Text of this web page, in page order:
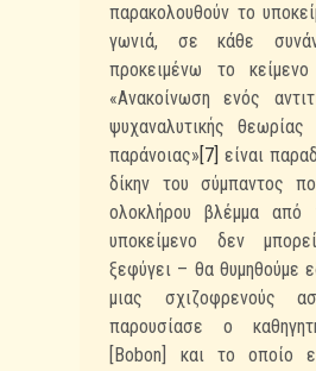
παρακολουθούν το
γωνιά, σε κάθε
προκειμένω το
«Ανακοίνωση ενός
ψυχαναλυτικής θεωρίας
παράνοιας»[7] είναι
δίκην του σύμπαντος
ολοκλήρου βλέμμα
υποκείμενο δεν
ξεφύγει – θα θυμηθούμε
μιας σχιζοφρενούς
παρουσίασε ο
[Bobon] και το οποίο